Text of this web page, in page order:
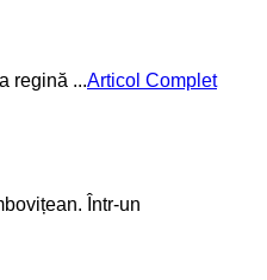
regină ...Articol Complet
Într-un